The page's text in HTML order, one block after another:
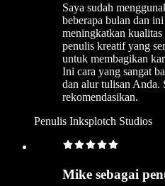
Saya sudah
beberapa bulan dan
meningkatkan kualitas
penulis kreatif yang
untuk membagikan
Ini cara yang sangat
dan alur tulisan Anda.
rekomendasikan.
Penulis Inksplotch Studios
Mike sebagai